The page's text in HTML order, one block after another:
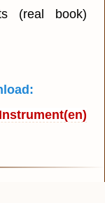
(real book)